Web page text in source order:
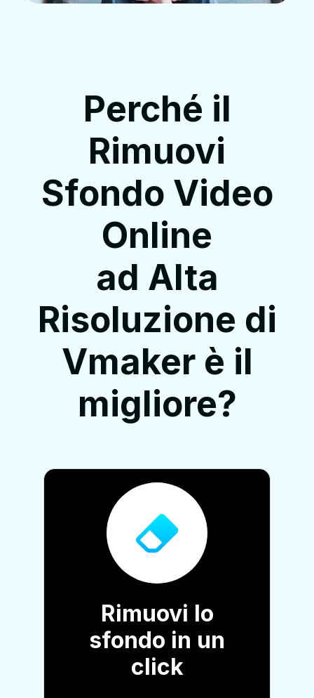
Perché il
Rimuovi
Sfondo Video
Online
ad Alta
Risoluzione di
Vmaker è il
migliore?
Rimuovi lo
sfondo in un
click